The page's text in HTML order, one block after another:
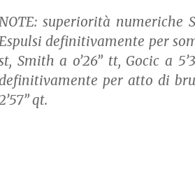
superiorità numeriche
definitivamente per
Smith a o’26” tt, Gocic a
per atto di
qt.